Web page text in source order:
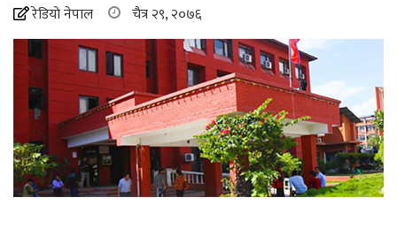
रेडियो नेपाल चैत्र २९, २०७६